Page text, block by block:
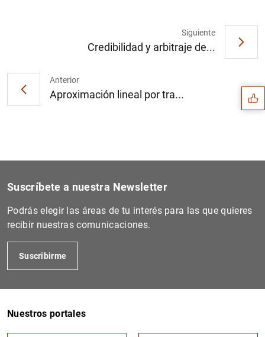
Anterior
Aproximación lineal por tra...
Siguiente
Credibilidad y arbitraje de... Sugerencias
Suscríbete a nuestra Newsletter
Podrás elegir las áreas de tu interés para las que quieres
recibir nuestras comunicaciones.
Suscribirme
Nuestros portales